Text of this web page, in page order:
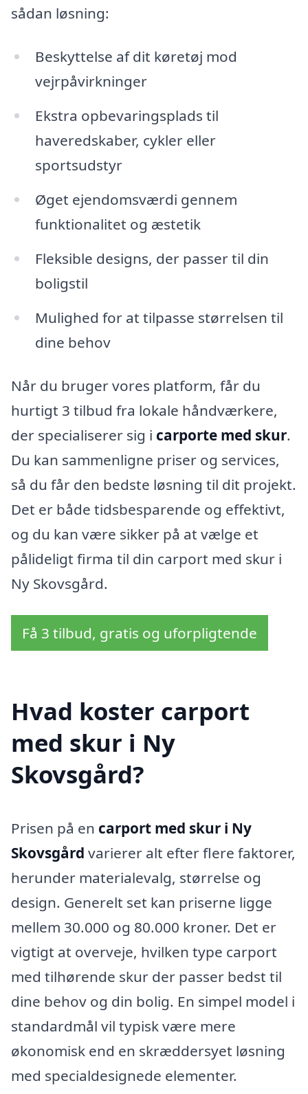
sådan løsning:
Beskyttelse af dit køretøj mod
vejrpåvirkninger
Ekstra opbevaringsplads til
haveredskaber, cykler eller
sportsudstyr
Øget ejendomsværdi gennem
funktionalitet og æstetik
Fleksible designs, der passer til din
boligstil
Mulighed for at tilpasse størrelsen til
dine behov
Når du bruger vores platform, får du
hurtigt 3 tilbud fra lokale håndværkere,
der specialiserer sig i carporte med skur.
Du kan sammenligne priser og services,
så du får den bedste løsning til dit projekt.
Det er både tidsbesparende og effektivt,
og du kan være sikker på at vælge et
pålideligt firma til din carport med skur i
Ny Skovsgård.
Få 3 tilbud, gratis og uforpligtende
Hvad koster carport
med skur i Ny
Skovsgård?
Prisen på en carport med skur i Ny
Skovsgård varierer alt efter flere faktorer,
herunder materialevalg, størrelse og
design. Generelt set kan priserne ligge
mellem 30.000 og 80.000 kroner. Det er
vigtigt at overveje, hvilken type carport
med tilhørende skur der passer bedst til
dine behov og din bolig. En simpel model i
standardmål vil typisk være mere
økonomisk end en skræddersyet løsning
med specialdesignede elementer.